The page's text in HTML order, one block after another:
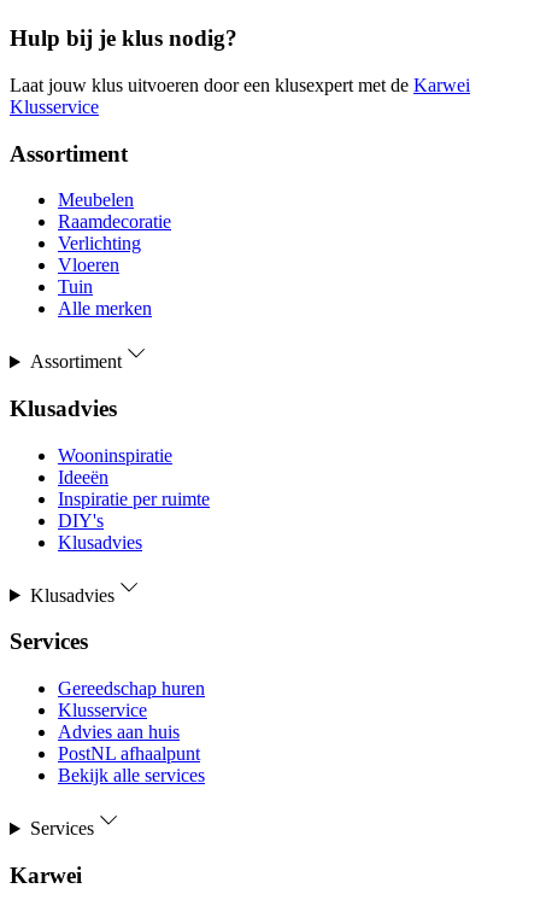
Hulp bij je klus nodig?
Laat jouw klus uitvoeren door een klusexpert met de Karwei
Klusservice
Assortiment
Meubelen
Raamdecoratie
Verlichting
Vloeren
Tuin
Alle merken
Assortiment
Klusadvies
Wooninspiratie
Ideeën
Inspiratie per ruimte
DIY's
Klusadvies
Klusadvies
Services
Gereedschap huren
Klusservice
Advies aan huis
PostNL afhaalpunt
Bekijk alle services
Services
Karwei